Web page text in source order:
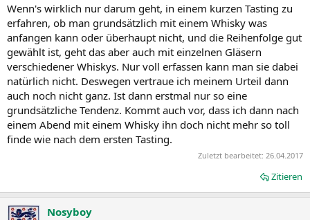
Wenn's wirklich nur darum geht, in einem kurzen Tasting zu
erfahren, ob man grundsätzlich mit einem Whisky was
anfangen kann oder überhaupt nicht, und die Reihenfolge gut
gewählt ist, geht das aber auch mit einzelnen Gläsern
verschiedener Whiskys. Nur voll erfassen kann man sie dabei
natürlich nicht. Deswegen vertraue ich meinem Urteil dann
auch noch nicht ganz. Ist dann erstmal nur so eine
grundsätzliche Tendenz. Kommt auch vor, dass ich dann nach
einem Abend mit einem Whisky ihn doch nicht mehr so toll
finde wie nach dem ersten Tasting.
Zuletzt bearbeitet: 26.04.2017
Zitieren
Nosyboy